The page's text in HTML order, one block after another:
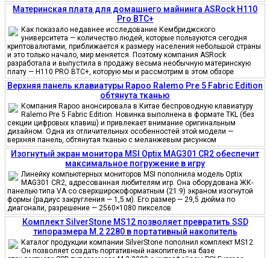
Материнская плата для домашнего майнинга ASRock H110
Pro BTC+
Как показало недавнее исследование Кембриджского
университета — количество людей, которые пользуются сегодня
криптовалютами, приближается к размеру населения небольшой страны
и это только начало, мир меняется. Поэтому компания ASRock
разработала и выпустила в продажу весьма необычную материнскую
плату — H110 PRO BTC+, которую мы и рассмотрим в этом обзоре
Верхняя панель клавиатуры Rapoo Ralemo Pre 5 Fabric Edition
обтянута тканью
Компания Rapoo анонсировала в Китае беспроводную клавиатуру
Ralemo Pre 5 Fabric Edition. Новинка выполнена в формате TKL (без
секции цифровых клавиш) и привлекает внимание оригинальным
дизайном. Одна из отличительных особенностей этой модели —
верхняя панель, обтянутая тканью с меланжевым рисунком
Изогнутый экран монитора MSI Optix MAG301 CR2 обеспечит
максимальное погружение в игру
Линейку компьютерных мониторов MSI пополнила модель Optix
MAG301 CR2, адресованная любителям игр. Она оборудована ЖК-
панелью типа VA со сверхширокоформатным (21:9) экраном изогнутой
формы (радиус закругления — 1,5 м). Его размер — 29,5 дюйма по
диагонали, разрешение — 2560×1080 пикселов
Комплект SilverStone MS12 позволяет превратить SSD
типоразмера M.2 2280 в портативный накопитель
Каталог продукции компании SilverStone пополнил комплект MS12.
Он позволяет создать портативный накопитель на базе